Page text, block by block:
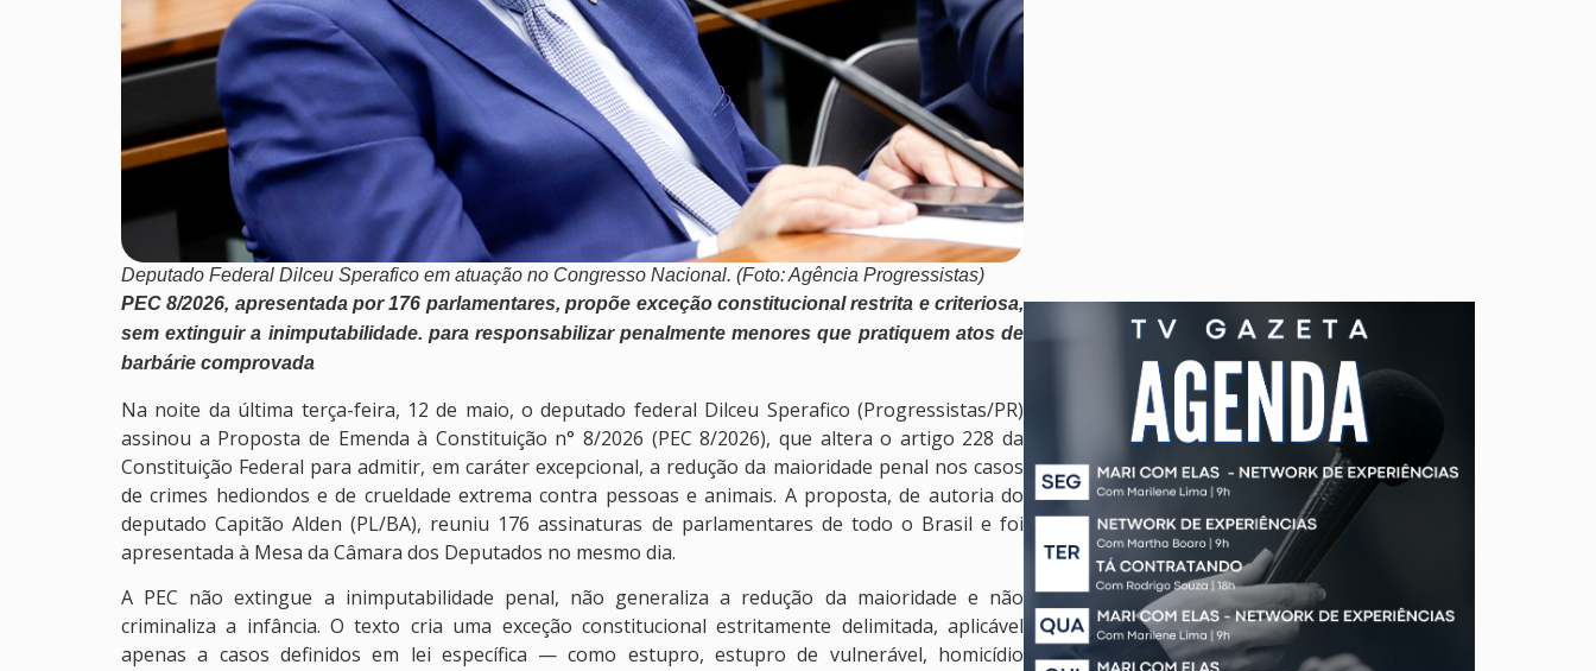
Deputado Federal Dilceu Sperafico em atuação no Congresso Nacional. (Foto: Agência Progressistas)
PEC 8/2026, apresentada por 176 parlamentares, propõe exceção constitucional restrita e criteriosa,
sem extinguir a inimputabilidade. para responsabilizar penalmente menores que pratiquem atos de
barbárie comprovada
Na noite da última terça-feira, 12 de maio, o deputado federal Dilceu Sperafico (Progressistas/PR)
assinou a Proposta de Emenda à Constituição n° 8/2026 (PEC 8/2026), que altera o artigo 228 da
Constituição Federal para admitir, em caráter excepcional, a redução da maioridade penal nos casos
de crimes hediondos e de crueldade extrema contra pessoas e animais. A proposta, de autoria do
deputado Capitão Alden (PL/BA), reuniu 176 assinaturas de parlamentares de todo o Brasil e foi
apresentada à Mesa da Câmara dos Deputados no mesmo dia.
A PEC não extingue a inimputabilidade penal, não generaliza a redução da maioridade e não
criminaliza a infância. O texto cria uma exceção constitucional estritamente delimitada, aplicável
apenas a casos definidos em lei específica — como estupro, estupro de vulnerável, homicídio